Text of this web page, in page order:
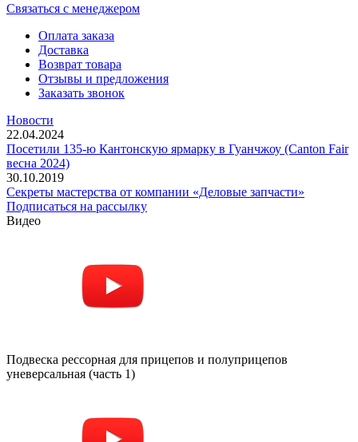
Cвязаться с менеджером
Оплата заказа
Доставка
Возврат товара
Отзывы и предложения
Заказать звонок
Новости
22.04.2024
Посетили 135-ю Кантонскую ярмарку в Гуанчжоу (Canton Fair
весна 2024)
30.10.2019
Секреты мастерства от компании «Деловые запчасти»
Подписаться на рассылку
Видео
Подвеска рессорная для прицепов и полуприцепов
уневерсальная (часть 1)